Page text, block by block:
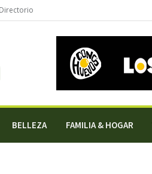
Directorio
BELLEZA FAMILIA & HOGAR